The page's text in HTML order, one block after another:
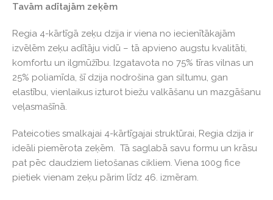
Tavām adītajām zeķēm
Regia 4-kārtīgā zeķu dzija ir viena no iecienītākajām
izvēlēm zeķu adītāju vidū – tā apvieno augstu kvalitāti,
komfortu un ilgmūžību. Izgatavota no 75% tīras vilnas un
25% poliamīda, šī dzija nodrošina gan siltumu, gan
elastību, vienlaikus izturot biežu valkāšanu un mazgāšanu
veļasmašīnā.
Pateicoties smalkajai 4-kārtīgajai struktūrai, Regia dzija ir
ideāli piemērota zeķēm. Tā saglabā savu formu un krāsu
pat pēc daudziem lietošanas cikliem. Viena 100g fice
pietiek vienam zeķu pārim līdz 46. izmēram.